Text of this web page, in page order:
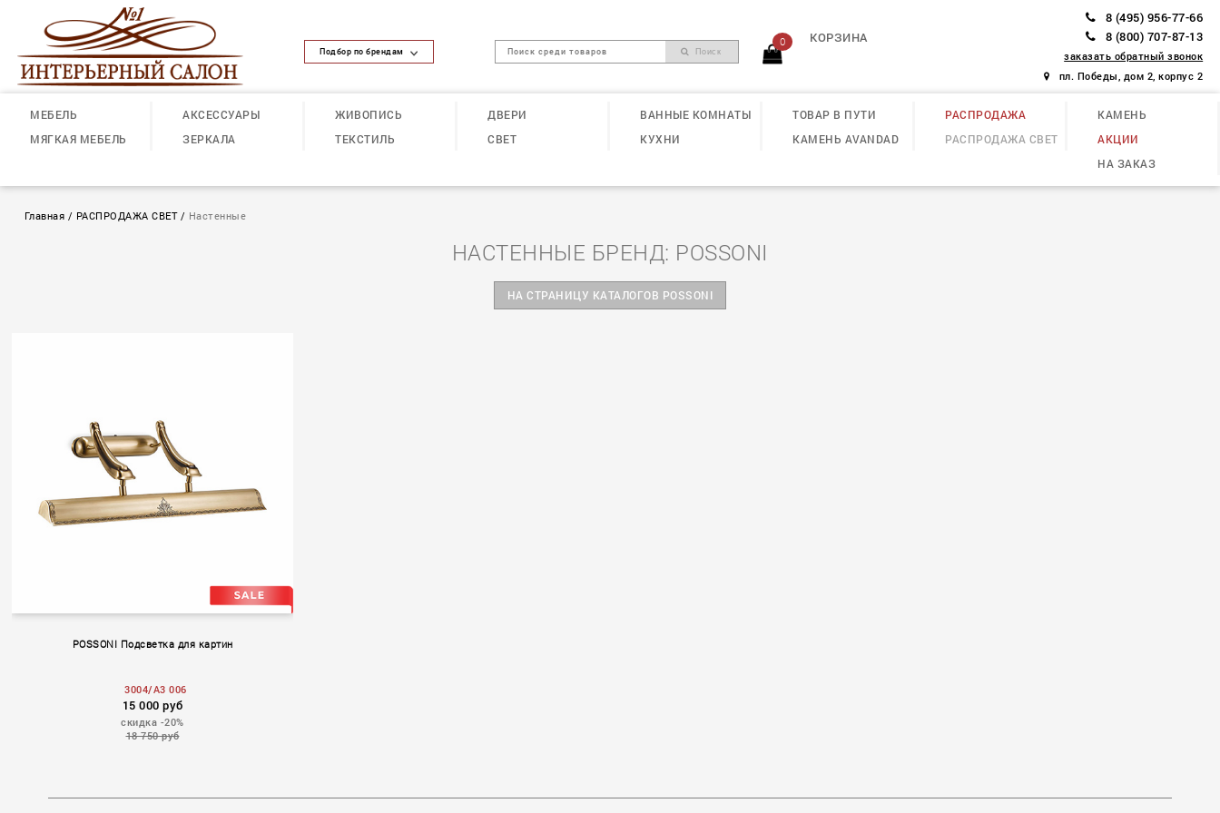
Подбор по брендам Поиск
0 КОРЗИНА
8 (495) 956-77-66
8 (800) 707-87-13
заказать обратный звонок
пл. Победы, дом 2, корпус 2
МЕБЕЛЬ
МЯГКАЯ МЕБЕЛЬ
АКСЕССУАРЫ
ЗЕРКАЛА
ЖИВОПИСЬ
ТЕКСТИЛЬ
ДВЕРИ
СВЕТ
ВАННЫЕ КОМНАТЫ
КУХНИ
ТОВАР В ПУТИ
КАМЕНЬ AVANDAD
РАСПРОДАЖА
РАСПРОДАЖА СВЕТ
КАМЕНЬ
АКЦИИ
НА ЗАКАЗ
Главная / РАСПРОДАЖА СВЕТ/ Настенные
НАСТЕННЫЕ БРЕНД: POSSONI
НА СТРАНИЦУ КАТАЛОГОВ POSSONI
POSSONI Подсветка для картин
3004/A3 006
15 000 руб
скидка -20%
18 750 руб